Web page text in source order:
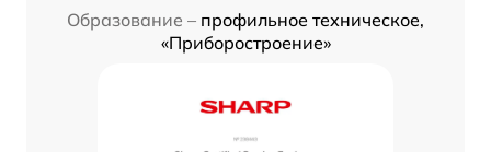
Образование – профильное техническое,
«Приборостроение»